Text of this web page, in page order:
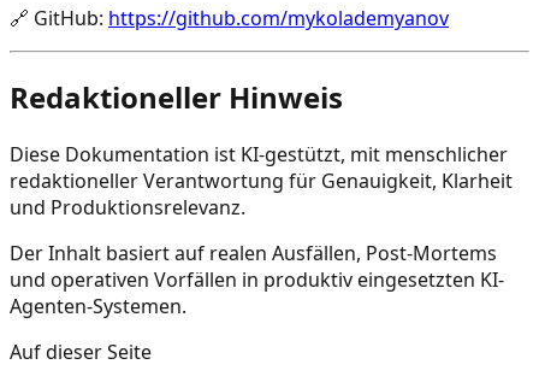
🔗 GitHub: https://github.com/mykolademyanov
Redaktioneller Hinweis
Diese Dokumentation ist KI-gestützt, mit menschlicher
redaktioneller Verantwortung für Genauigkeit, Klarheit
und Produktionsrelevanz.
Der Inhalt basiert auf realen Ausfällen, Post-Mortems
und operativen Vorfällen in produktiv eingesetzten KI-
Agenten-Systemen.
Auf dieser Seite